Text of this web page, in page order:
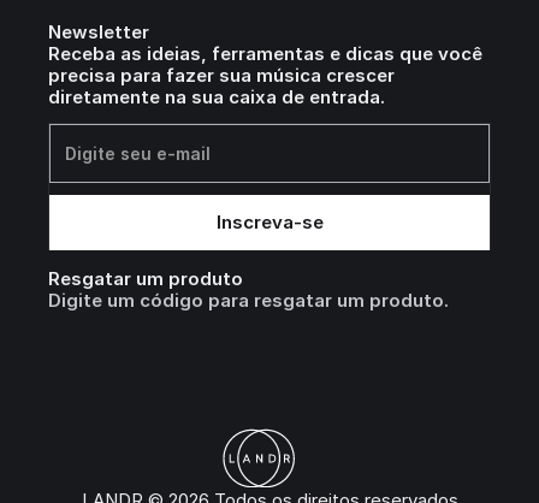
Newsletter
Receba as ideias, ferramentas e dicas que você
precisa para fazer sua música crescer
diretamente na sua caixa de entrada.
Resgatar um produto
Digite um código para resgatar um produto.